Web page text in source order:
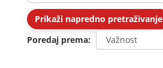
Prikaži napredno pretraživanje
Poredaj prema